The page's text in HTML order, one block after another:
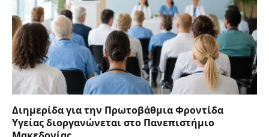
Διημερίδα για την Πρωτοβάθμια Φροντίδα
Υγείας διοργανώνεται στο Πανεπιστήμιο